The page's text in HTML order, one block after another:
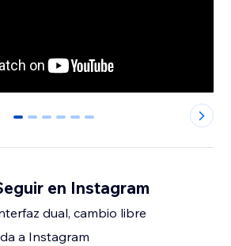
0 1 2 3 4 5
en Instagram
dual, cambio libre
a Instagram